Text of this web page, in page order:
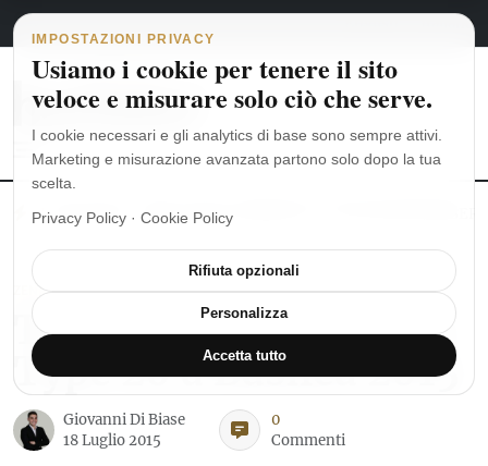
Vai al contenuto
Navigazione principale
6 agosto 2026 italiano
MoonSwatch: dalle origini al MISSION TO THE MOONPHASE
ZENITH
Tre nuovi Zenith Pilot
Type 20 a Basilea 2015
Giovanni Di Biase
18 Luglio 2015
0
Commenti
IMPOSTAZIONI PRIVACY
Usiamo i cookie per tenere il sito
veloce e misurare solo ciò che serve.
I cookie necessari e gli analytics di base sono sempre attivi.
Marketing e misurazione avanzata partono solo dopo la tua
scelta.
Privacy Policy · Cookie Policy
Rifiuta opzionali
Personalizza
Accetta tutto